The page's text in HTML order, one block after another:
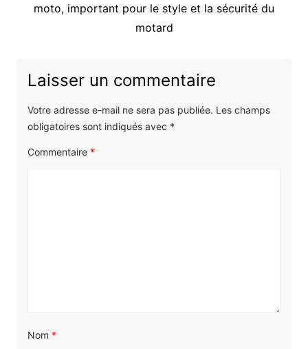
suivant
moto, important pour le style et la sécurité du
motard
Laisser un commentaire
Votre adresse e-mail ne sera pas publiée. Les champs
obligatoires sont indiqués avec *
Commentaire *
Nom *